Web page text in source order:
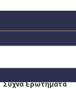
Συχνά Ερωτήματα